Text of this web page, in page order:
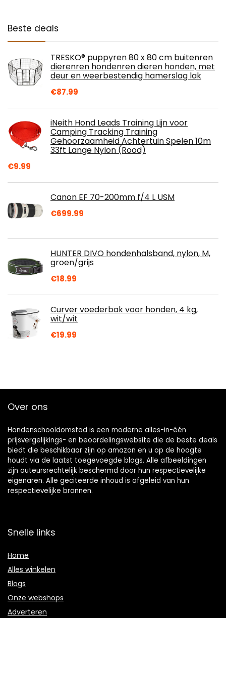
Beste deals
TRESKO® puppyren 80 x 80 cm buitenren
dierenren hondenren dieren honden, met
deur en weerbestendig hamerslag lak
€87.99
iNeith Hond Leads Training Lijn voor
Camping Tracking Training
Gehoorzaamheid Achtertuin Spelen 10m
33ft Lange Nylon (Rood)
€9.99
Canon EF 70-200mm f/4 L USM
€699.99
HUNTER DIVO hondenhalsband, nylon, M,
groen/grijs
€18.99
Curver voederbak voor honden, 4 kg,
wit/wit
€19.99
Over ons
Hondenschooldomstad is een moderne alles-in-één
prijsvergelijkings- en beoordelingswebsite die de beste deals
biedt die beschikbaar zijn op amazon en u op de hoogte
houdt via de laatst toegevoegde blogs. Alle afbeeldingen
zijn auteursrechtelijk beschermd door hun respectievelijke
eigenaren. Alle geciteerde inhoud is afgeleid van hun
respectievelijke bronnen.
Snelle links
Home
Alles winkelen
Blogs
Onze webshops
Adverteren